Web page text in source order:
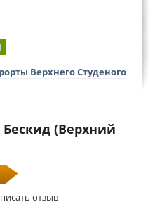
Верхнего Студеного
(Верхний
отзыв